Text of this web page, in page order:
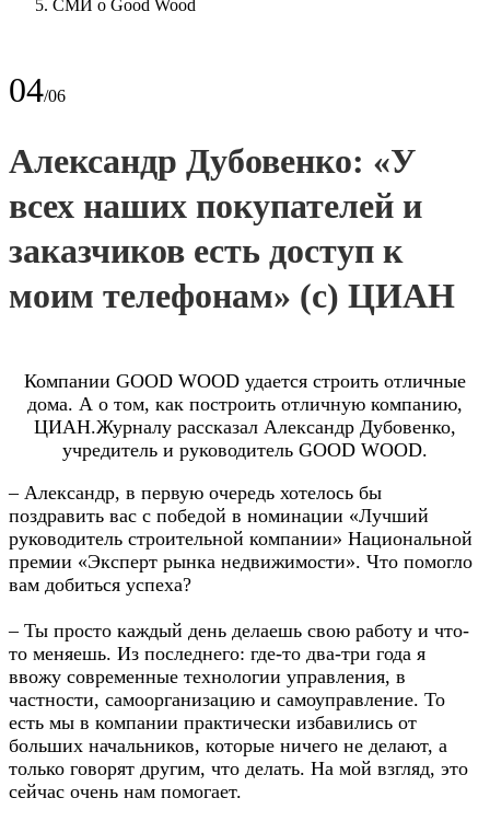
СМИ о Good Wood
04/06
Александр Дубовенко: «У
всех наших покупателей и
заказчиков есть доступ к
моим телефонам» (с) ЦИАН
Компании GOOD WOOD удается строить отличные
дома. А о том, как построить отличную компанию,
ЦИАН.Журналу рассказал Александр Дубовенко,
учредитель и руководитель GOOD WOOD.
– Александр, в первую очередь хотелось бы
поздравить вас с победой в номинации «Лучший
руководитель строительной компании» Национальной
премии «Эксперт рынка недвижимости». Что помогло
вам добиться успеха?
– Ты просто каждый день делаешь свою работу и что-
то меняешь. Из последнего: где-то два-три года я
ввожу современные технологии управления, в
частности, самоорганизацию и самоуправление. То
есть мы в компании практически избавились от
больших начальников, которые ничего не делают, а
только говорят другим, что делать. На мой взгляд, это
сейчас очень нам помогает.